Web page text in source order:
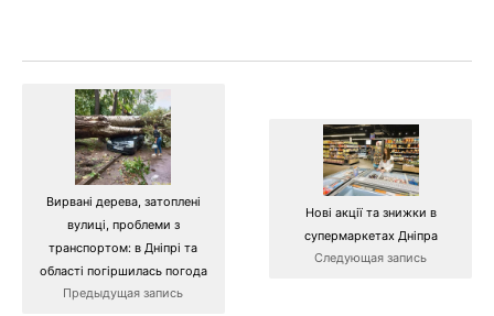
Вирвані дерева, затоплені
вулиці, проблеми з
транспортом: в Дніпрі та
області погіршилась погода
Предыдущая запись
Нові акції та знижки в
супермаркетах Дніпра
Следующая запись